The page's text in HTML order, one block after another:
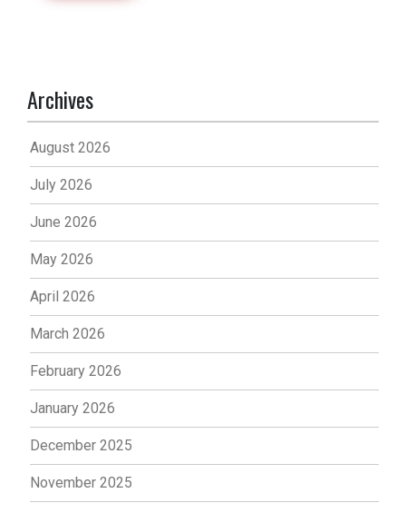
Archives
August 2026
July 2026
June 2026
May 2026
April 2026
March 2026
February 2026
January 2026
December 2025
November 2025